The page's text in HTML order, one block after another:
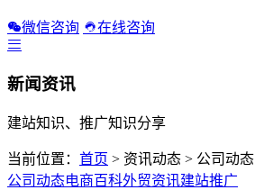
微信咨询 在线咨询
新闻资讯
建站知识、推广知识分享
当前位置： 首页 > 资讯动态 > 公司动态
公司动态电商百科外贸资讯建站推广